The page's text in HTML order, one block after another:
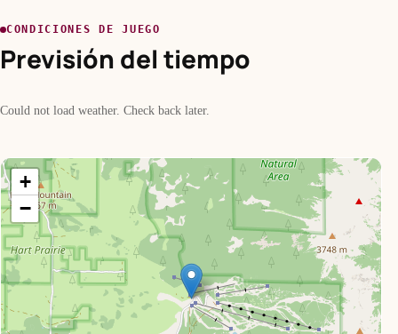
CONDICIONES DE JUEGO
Previsión del tiempo
Could not load weather. Check back later.
+
−